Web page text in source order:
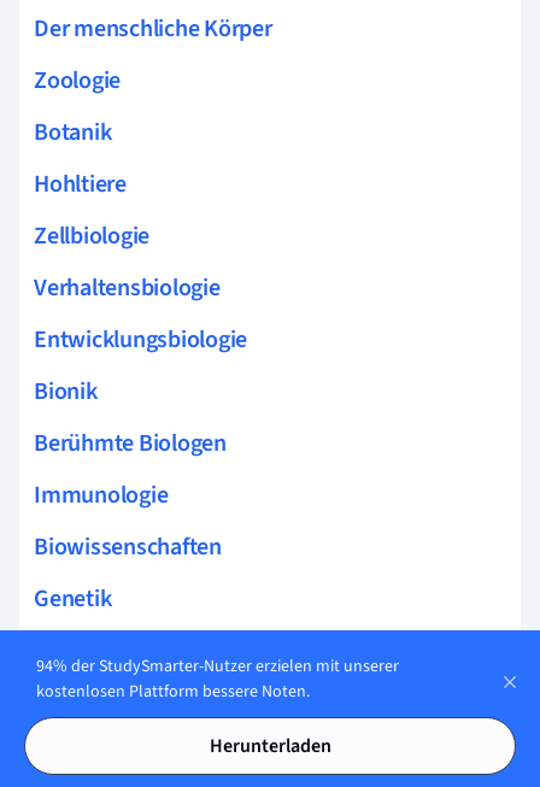
Der menschliche Körper
Zoologie
Botanik
Hohltiere
Zellbiologie
Verhaltensbiologie
Entwicklungsbiologie
Bionik
Berühmte Biologen
Immunologie
Biowissenschaften
Genetik
Exobiologie
94% der StudySmarter-Nutzer erzielen mit unserer
kostenlosen Plattform bessere Noten.
Herunterladen